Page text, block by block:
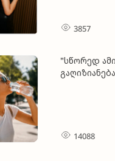
3857
"სწორედ
14088